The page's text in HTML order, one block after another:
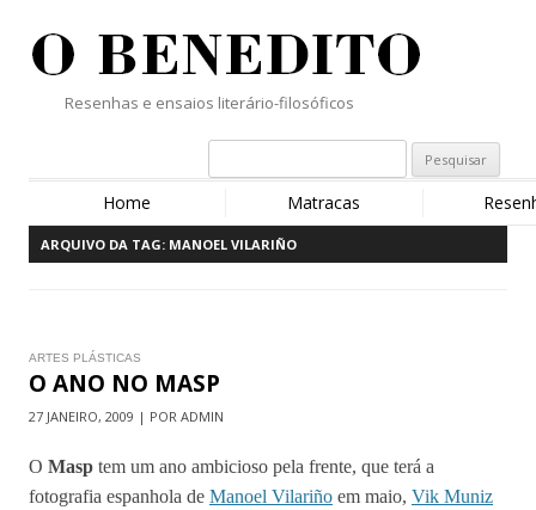
Resenhas e ensaios literário-filosóficos
Home Matracas
ARQUIVO DA TAG: MANOEL VILARIÑO
ARTES PLÁSTICAS
O ANO NO MASP
27 JANEIRO, 2009 | POR ADMIN
O Masp tem um ano ambicioso pela frente, que terá a
fotografia espanhola de Manoel Vilariño em maio, Vik Muniz